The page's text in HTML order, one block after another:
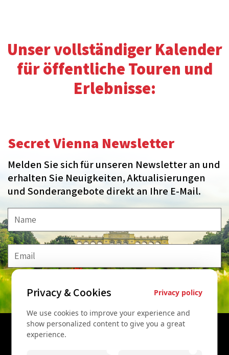
Unser vollständiger Kalender
für öffentliche Touren und
Erlebnisse:
Secret Vienna Newsletter
Melden Sie sich für unseren Newsletter an und
erhalten Sie Neuigkeiten, Aktualisierungen
und Sonderangebote direkt an Ihre E-Mail.
MELDE MICH AN!
Privacy & Cookies Privacy policy
We use cookies to improve your experience and
show personalized content to give you a great
experience.